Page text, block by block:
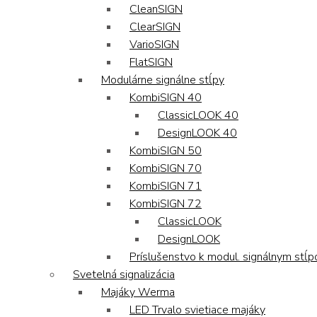
CleanSIGN
ClearSIGN
VarioSIGN
FlatSIGN
Modulárne signálne stĺpy
KombiSIGN 40
ClassicLOOK 40
DesignLOOK 40
KombiSIGN 50
KombiSIGN 70
KombiSIGN 71
KombiSIGN 72
ClassicLOOK
DesignLOOK
Príslušenstvo k modul. signálnym
Svetelná signalizácia
Majáky Werma
LED Trvalo svietiace majáky